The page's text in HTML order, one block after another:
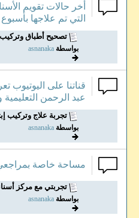
أخر حالات تقويم
التي تم علاجها
تصحيح أطباق وتركيب
بواسطةasnanaka
قناتنا على اليوتيوب
عبد الرحمن التعليمية
تجربة علاج وتركيب
بواسطةasnanaka
مساحة خاصة بمراجعي
تجربتي مع مركز
بواسطةasnanaka